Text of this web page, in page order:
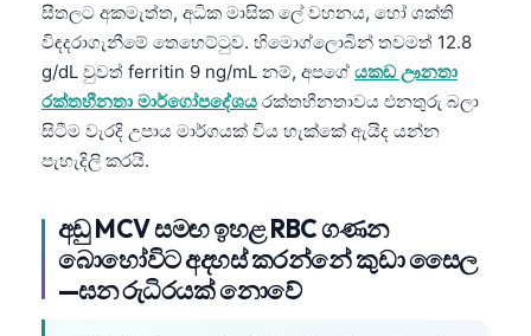
සීතලට අකමැත්ත, අධික මාසික ලේ වහනය, හෝ ශක්ති
විඳදරාගැනීමේ තෙහෙට්ටුව. හිමොග්ලොබින් තවමත් 12.8
g/dL වුවත් ferritin 9 ng/mL නම්, අපගේ යකඩ ඌනතා
රක්තහීනතා මාර්ගෝපදේශය රක්තහීනතාවය එනතුරු බලා
සිටීම වැරදි උපාය මාර්ගයක් විය හැක්කේ ඇයිද යන්න
පැහැදිලි කරයි.
අඩු MCV සමඟ ඉහළ RBC ගණන
බොහෝවිට අදහස් කරන්නේ කුඩා සෛල
—ඝන රුධිරයක් නොවේ